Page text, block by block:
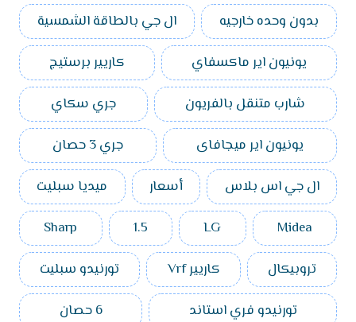
بدون وحده خارجيه
ال جي بالطاقة الشمسية
يونيون اير ماكسفاي
كاريير برستيج
شارب متنقل بالفريون
جري سكاي
يونيون اير ميجافاى
جري 3 حصان
ال جي اس بلاس
أسعار
ميديا سبليت
Midea
LG
1.5
Sharp
تروبيكال
كاريير Vrf
تورنيدو سبليت
تورنيدو فري استاند
6 حصان